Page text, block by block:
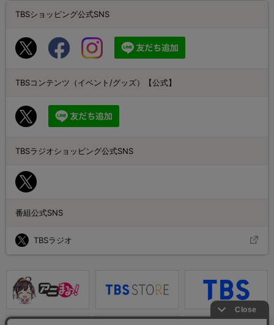
TBSショッピング公式SNS
TBSコンテンツ（イベント/グッズ）【公式】
TBSラジオショッピング公式SNS
番組公式SNS
TBSラジオ